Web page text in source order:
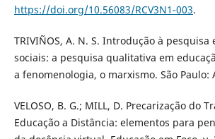
https://doi.org/10.56083/RCV3N1-003.
TRIVIÑOS, A. N. S. Introdução à pesquisa
sociais: a pesquisa qualitativa em
a fenomenologia, o marxismo. São Paulo:
VELOSO, B. G.; MILL, D. Precarização do
Educação a Distância: elementos para